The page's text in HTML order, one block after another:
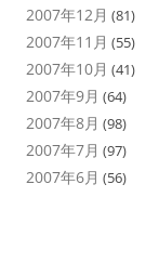
2007年12月 (81)
2007年11月 (55)
2007年10月 (41)
2007年9月 (64)
2007年8月 (98)
2007年7月 (97)
2007年6月 (56)